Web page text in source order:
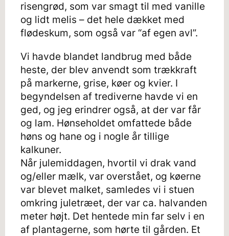
risengrød, som var smagt til med vanille
og lidt melis – det hele dækket med
flødeskum, som også var “af egen avl”.
Vi havde blandet landbrug med både
heste, der blev anvendt som trækkraft
på markerne, grise, køer og kvier. I
begyndelsen af trediverne havde vi en
ged, og jeg erindrer også, at der var får
og lam. Hønseholdet omfattede både
høns og hane og i nogle år tillige
kalkuner.
Når julemiddagen, hvortil vi drak vand
og/eller mælk, var overstået, og køerne
var blevet malket, samledes vi i stuen
omkring juletræet, der var ca. halvanden
meter højt. Det hentede min far selv i en
af plantagerne, som hørte til gården. Et